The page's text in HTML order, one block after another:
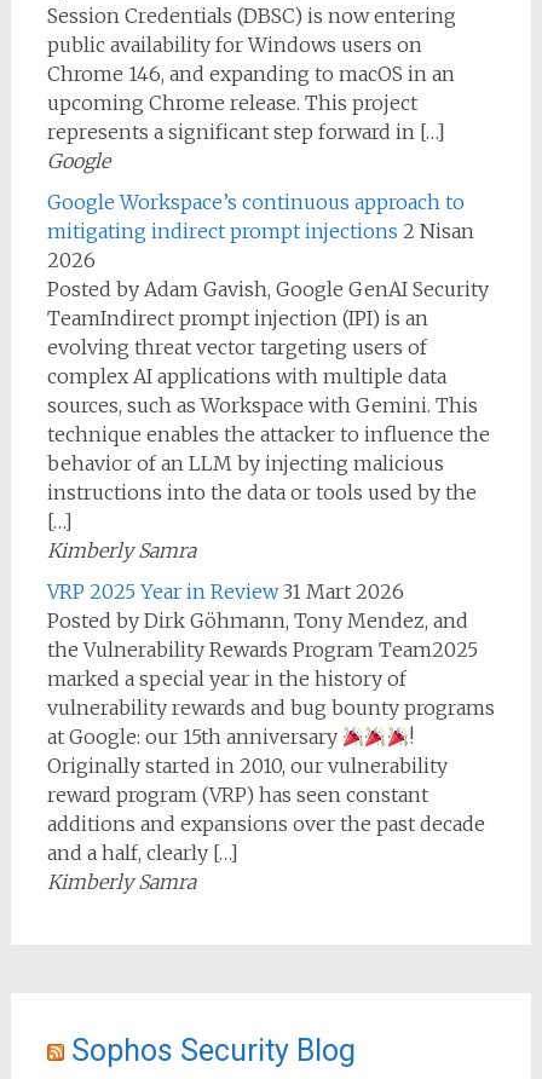
Session Credentials (DBSC) is now entering
public availability for Windows users on
Chrome 146, and expanding to macOS in an
upcoming Chrome release. This project
represents a significant step forward in […]
Google
Google Workspace’s continuous approach to
mitigating indirect prompt injections 2 Nisan
2026
Posted by Adam Gavish, Google GenAI Security
TeamIndirect prompt injection (IPI) is an
evolving threat vector targeting users of
complex AI applications with multiple data
sources, such as Workspace with Gemini. This
technique enables the attacker to influence the
behavior of an LLM by injecting malicious
instructions into the data or tools used by the
[…]
Kimberly Samra
VRP 2025 Year in Review 31 Mart 2026
Posted by Dirk Göhmann, Tony Mendez, and
the Vulnerability Rewards Program Team2025
marked a special year in the history of
vulnerability rewards and bug bounty programs
at Google: our 15th anniversary
!
Originally started in 2010, our vulnerability
reward program (VRP) has seen constant
additions and expansions over the past decade
and a half, clearly […]
Kimberly Samra
Sophos Security Blog